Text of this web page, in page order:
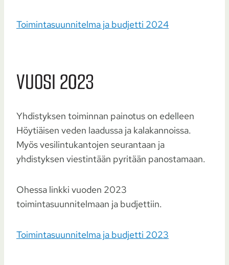
Toimintasuunnitelma ja budjetti 2024
VUOSI 2023
Yhdistyksen toiminnan painotus on edelleen
Höytiäisen veden laadussa ja kalakannoissa.
Myös vesilintukantojen seurantaan ja
yhdistyksen viestintään pyritään panostamaan.
Ohessa linkki vuoden 2023
toimintasuunnitelmaan ja budjettiin.
Toimintasuunnitelma ja budjetti 2023